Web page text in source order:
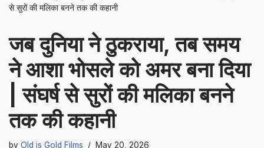
से सुरों की मलिका बनने तक की कहानी
जब दुनिया ने ठुकराया, तब समय
ने आशा भोसले को अमर बना दिया
| संघर्ष से सुरों की मलिका बनने
तक की कहानी
by Old is Gold Films May 20, 2026